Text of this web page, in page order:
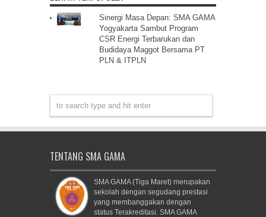
Sinergi Masa Depan: SMA GAMA
Yogyakarta Sambut Program
CSR Energi Terbarukan dan
Budidaya Maggot Bersama PT
PLN & ITPLN
TENTANG SMA GAMA
SMA GAMA (Tiga Maret) merupakan
sekolah dengan segudang prestasi
yang membanggakan dengan
status Terakreditasi. SMA GAMA